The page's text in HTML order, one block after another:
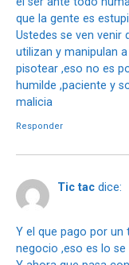
que la gente es
Ustedes se ven venir
utilizan y manipulan
pisotear ,eso no es
humilde ,paciente y
malicia
Responder
Tic tac dice:
Y el que pago por un
negocio ,eso es lo se